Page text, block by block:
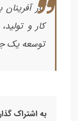
کار
کار و
توسعه یک
به اشتراک